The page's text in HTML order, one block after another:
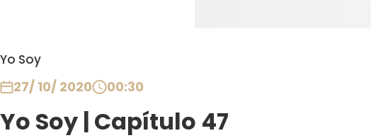
Yo Soy
27/ 10/ 2020 00:30
Yo Soy | Capítulo 47